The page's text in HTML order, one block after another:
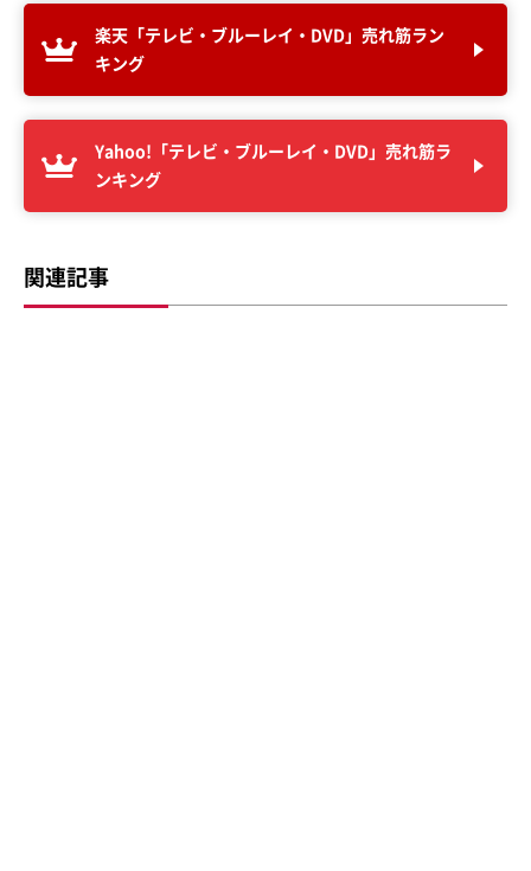
楽天「テレビ・ブルーレイ・DVD」売れ筋ラン
キング
Yahoo!「テレビ・ブルーレイ・DVD」売れ筋ラ
ンキング
関連記事